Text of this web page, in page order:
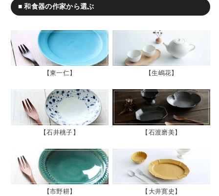
■ 和食器の作家から選ぶ
東一仁 生嶋花
石井桃子 石渡磨美
市野耕 大井寛史